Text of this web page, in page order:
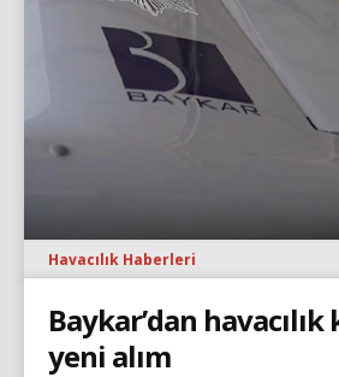
Havacılık Haberleri
Baykar’dan
yeni alım